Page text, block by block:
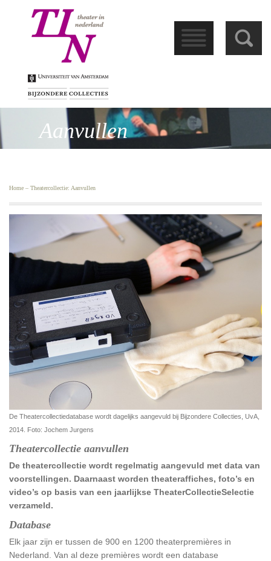
󰁖
Aanvullen
Home – Theatercollectie: Aanvullen
De Theatercollectiedatabase wordt dagelijks aangevuld bij Bijzondere Collecties, UvA,
2014. Foto: Jochem Jurgens
Theatercollectie aanvullen
De theatercollectie wordt regelmatig aangevuld met data van
voorstellingen. Daarnaast worden theateraffiches, foto’s en
video’s op basis van een jaarlijkse TheaterCollectieSelectie
verzameld.
Database
Elk jaar zijn er tussen de 900 en 1200 theaterpremières in
Nederland. Van al deze premières wordt een database